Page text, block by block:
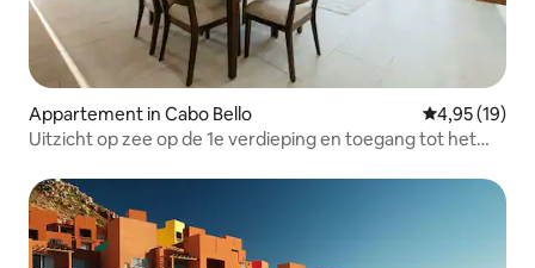
Appartement in Cabo Bello Gemiddelde
4,95 (19)
Uitzicht op zee op de 1e verdieping en toegang tot het